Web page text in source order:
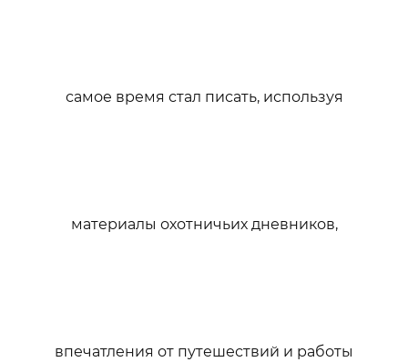
самое время стал писать, используя
материалы охотничьих дневников,
впечатления от путешествий и работы